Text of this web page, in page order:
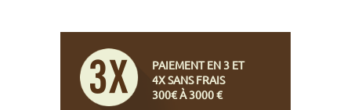
PAIEMENT EN 3 ET
4X SANS FRAIS
300€ À 3000 €